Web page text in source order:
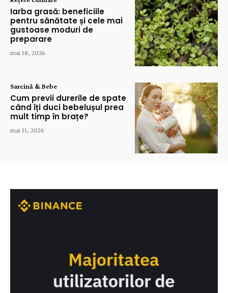
Iarba grasă: beneficiile
pentru sănătate și cele mai
gustoase moduri de
preparare
mai 18, 2026
Sarcină & Bebe
Cum previi durerile de spate
când îți duci bebelușul prea
mult timp în brațe?
mai 11, 2026